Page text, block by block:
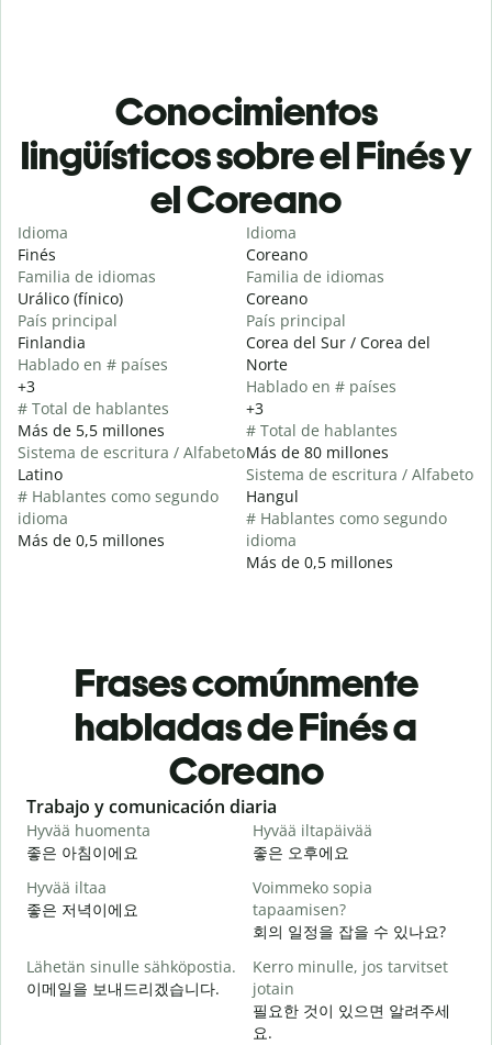
Conocimientos
lingüísticos sobre el Finés y
el Coreano
Idioma
Finés
Familia de idiomas
Urálico (fínico)
País principal
Finlandia
Hablado en # países
+3
# Total de hablantes
Más de 5,5 millones
Sistema de escritura / Alfabeto
Latino
# Hablantes como segundo
idioma
Más de 0,5 millones
Idioma
Coreano
Familia de idiomas
Coreano
País principal
Corea del Sur / Corea del
Norte
Hablado en # países
+3
# Total de hablantes
Más de 80 millones
Sistema de escritura / Alfabeto
Hangul
# Hablantes como segundo
idioma
Más de 0,5 millones
Frases comúnmente
habladas de Finés a
Coreano
Slide 1 of 6
Trabajo y comunicación diaria
Hyvää huomenta
좋은 아침이에요
Hyvää iltapäivää
좋은 오후에요
Hyvää iltaa
좋은 저녁이에요
Voimmeko sopia
tapaamisen?
회의 일정을 잡을 수 있나요?
Lähetän sinulle sähköpostia.
이메일을 보내드리겠습니다.
Kerro minulle, jos tarvitset
jotain
필요한 것이 있으면 알려주세
요.